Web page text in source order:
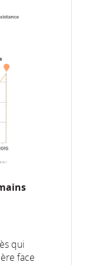
qui
face